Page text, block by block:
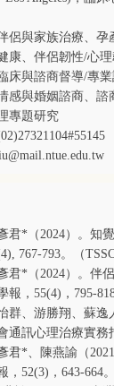
侶與家族治療、孕
康、伴侶韌性/心理
床與諮商督導/專
感與婚姻諮商、諮
專題研究
@mail.ntue.edu.tw
君* （2024）。知
767-793。（
君* （2024）。伴
報， 55(4) ， 795-
群、游勝翔、蘇逸
通訊心理治療實
君*、陳燕諭（2021
， 52(3) ， 643-664